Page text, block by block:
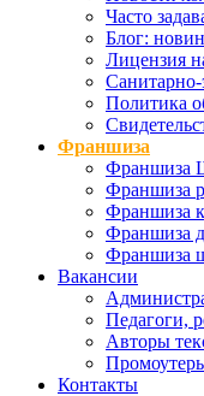
Часто
Блог:
Лицензия
Санитарно-
Политика
Франшиза
Франшиза
Франшиза
Франшиза
Франшиза
Франшиза
Вакансии
Педагоги,
Авторы
Контакты